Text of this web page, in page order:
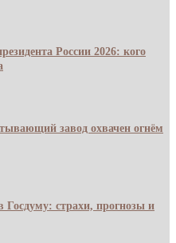
России 2026: кого
завод охвачен огнём
страхи, прогнозы и